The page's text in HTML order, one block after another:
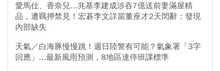
愛馬仕、香奈兒...兆基李建成涉吞7億送前妻滿屋精
品，遭羈押禁見！宏碁李文詳當董座才2天閃辭：發現
內部缺失
天氣／白海豚慢慢跳！週日陸警有可能？氣象署「3字
回應」...最新風雨預測，8地區達停班課標準